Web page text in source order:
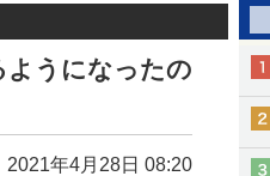
ようになったの
2021年4月28日 08:20